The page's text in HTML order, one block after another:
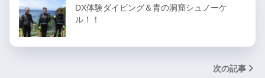
DX体験ダイビング＆青の洞窟シュノーケ
ル！！
次の記事